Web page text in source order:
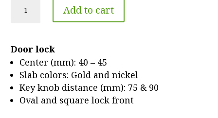
575
Add to cart
Door lock
Center (mm): 40 – 45
Slab colors: Gold and nickel
Key knob distance (mm): 75 & 90
Oval and square lock front